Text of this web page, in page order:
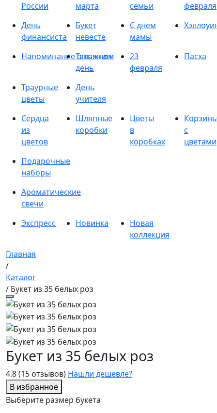
России
марта
семьи
февраля
День
финансиста
Букет
невесте
С днем
мамы
Напоминание о важном
Татьянин
день
23
февраля
Пасха
Траурные
цветы
День
учителя
Сердца
из
цветов
Шляпные
коробки
Цветы
в
коробках
с
цветами
Подарочные
наборы
Ароматические
свечи
Экспресс
Новинка
Новая
коллекция
Главная
/
Каталог
/ Букет из 35 белых роз
4.8(15 отзывов) Нашли дешевле?
В избранное
Букет из 35 белых роз
Выберите размер букета